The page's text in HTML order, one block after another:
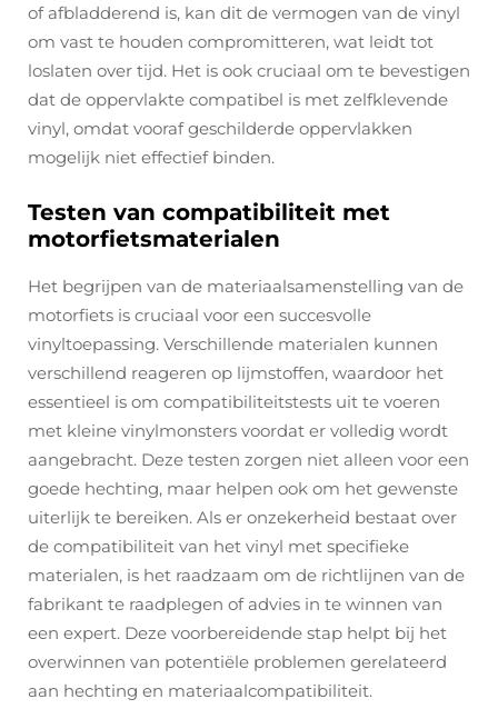
of afbladderend is, kan dit de vermogen van de vinyl
om vast te houden compromitteren, wat leidt tot
loslaten over tijd. Het is ook cruciaal om te bevestigen
dat de oppervlakte compatibel is met zelfklevende
vinyl, omdat vooraf geschilderde oppervlakken
mogelijk niet effectief binden.
Testen van compatibiliteit met
motorfietsmaterialen
Het begrijpen van de materiaalsamenstelling van de
motorfiets is cruciaal voor een succesvolle
vinyltoepassing. Verschillende materialen kunnen
verschillend reageren op lijmstoffen, waardoor het
essentieel is om compatibiliteitstests uit te voeren
met kleine vinylmonsters voordat er volledig wordt
aangebracht. Deze testen zorgen niet alleen voor een
goede hechting, maar helpen ook om het gewenste
uiterlijk te bereiken. Als er onzekerheid bestaat over
de compatibiliteit van het vinyl met specifieke
materialen, is het raadzaam om de richtlijnen van de
fabrikant te raadplegen of advies in te winnen van
een expert. Deze voorbereidende stap helpt bij het
overwinnen van potentiële problemen gerelateerd
aan hechting en materiaalcompatibiliteit.